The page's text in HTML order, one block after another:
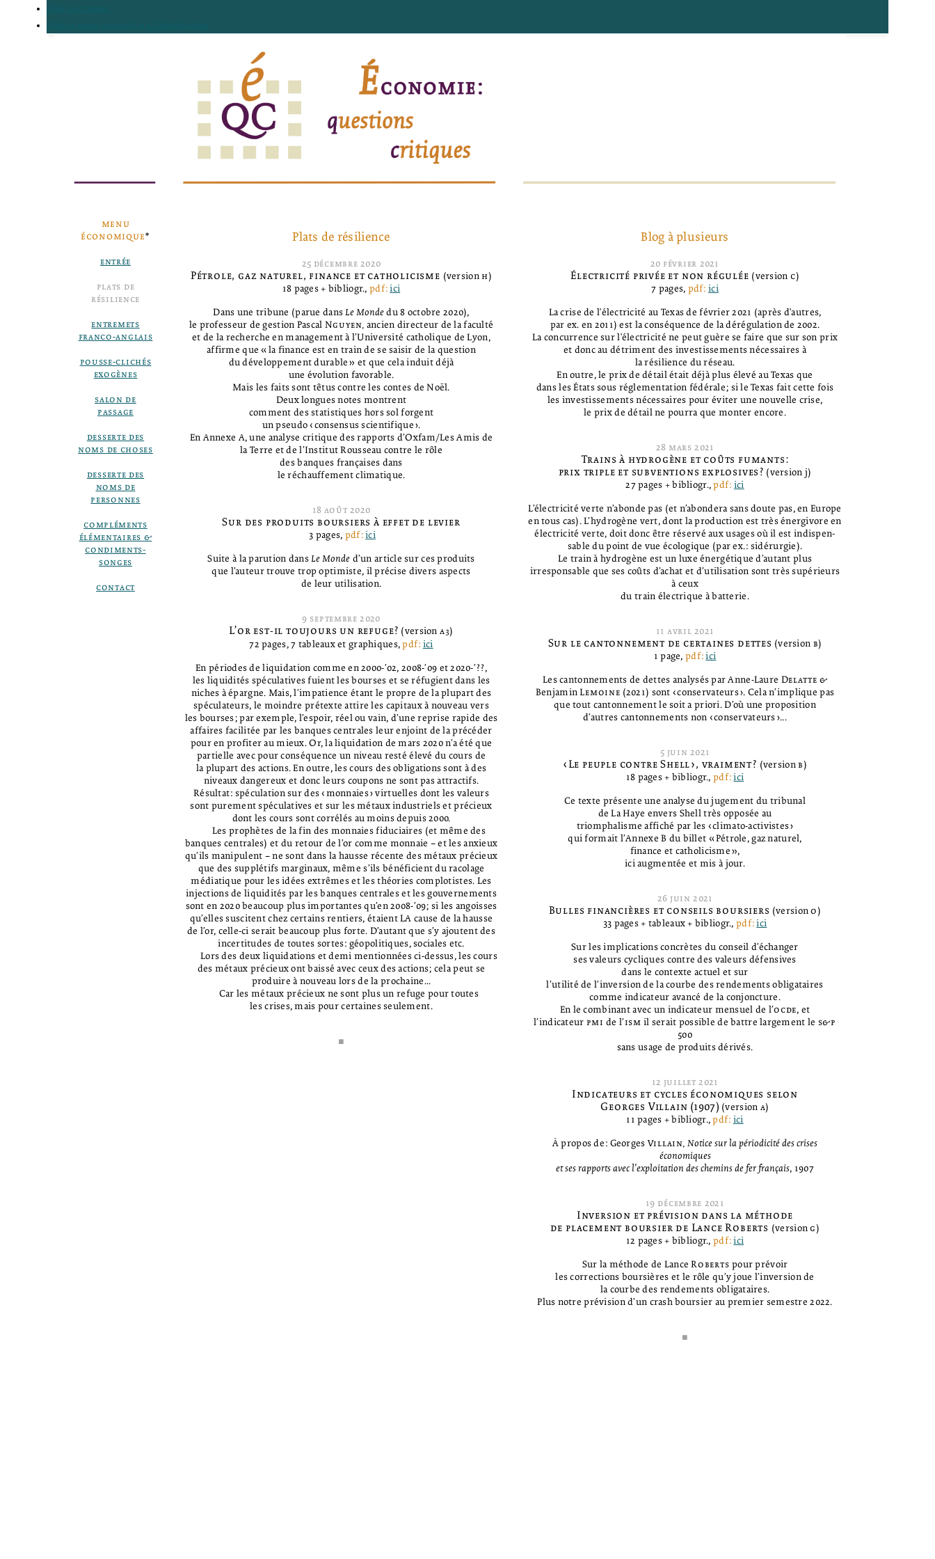
menu
économique*
entrée
plats de
résilience
entremets
franco-anglais
pousse-clichés
exogènes
salon de
passage
desserte des
noms de choses
desserte des
noms de
personnes
compléments
élémentaires &
condiments-
songes
contact
Plats de résilience
25 décembre2020
Pétrole, gaz naturel, finance et catholicisme (versionh)
18 pages + bibliogr., pdf:ici
Dans une tribune (parue dansLe Mondedu 8 octobre 2020),
le professeur de gestion Pascal Nguyen, ancien directeur de la faculté
et de la recherche en management à l’Université catholique de Lyon,
affirme que «la finance est en train de se saisir de la question
du développement durable» et que cela induit déjà
une évolution favorable.
Mais les faits sont têtus contre les contes de Noël.
Deux longues notes montrent
comment des statistiques hors sol forgent
un pseudo ‹consensus scientifique›.
En Annexe A, une analyse critique des rapports d’Oxfam/Les Amis de
la Terre et de l’Institut Rousseau contre le rôle
des banques françaises dans
le réchauffement climatique.
18 août2020
Sur des produits boursiers à effet de levier
3 pages, pdf:ici
Suite à la parution dansLe Monde d’un article sur ces produits
que l’auteur trouve trop optimiste, il précise divers aspects
de leur utilisation.
9 septembre2020
L’or est-il toujours un refuge? (version a3)
72 pages, 7 tableaux et graphiques,pdf: ici
En périodes de liquidation comme en 2000-’02, 2008-’09 et 2020-’??,
les liquidités spéculatives fuient les bourses et se réfugient dans les
niches à épargne. Mais, l’impatience étant le propre de la plupart des
spéculateurs, le moindre prétexte attire les capitaux à nouveau vers
les bourses; par exemple, l’espoir, réel ou vain, d’une reprise rapide des
affaires facilitée par les banques centrales leur enjoint de la précéder
pour en profiter au mieux. Or, la liquidation de mars 2020 n’a été que
partielle avec pour conséquence un niveau resté élevé du cours de
la plupart des actions. En outre, les cours des obligations sont à des
niveaux dangereux et donc leurs coupons ne sont pas attractifs.
Résultat: spéculation sur des ‹monnaies› virtuelles dont les valeurs
sont purement spéculatives et sur les métaux industriels et précieux
dont les cours sont corrélés au moins depuis 2000.
Les prophètes de la fin des monnaies fiduciaires (et même des
banques centrales) et du retour de l’or comme monnaie – et les anxieux
qu’ils manipulent – ne sont dans la hausse récente des métaux précieux
que des supplétifs marginaux, même s’ils bénéficient du racolage
médiatique pour les idées extrêmes et les théories complotistes. Les
injections de liquidités par les banques centrales et les gouvernements
sont en 2020 beaucoup plus importantes qu’en 2008-’09; si les angoisses
qu’elles suscitent chez certains rentiers, étaient LA cause de la hausse
de l’or, celle-ci serait beaucoup plus forte. D’autant que s’y ajoutent des
incertitudes de toutes sortes: géopolitiques, sociales etc.
xxxLors des deux liquidations et demi mentionnées ci-dessus, les cours
des métaux précieux ont baissé avec ceux des actions; cela peut se
produire à nouveau lors de la prochaine...
Car les métaux précieux ne sont plus un refuge pour toutes
les crises, mais pour certaines seulement.
µ
Blog à plusieurs
20 février 2021
Électricité privée et non régulée (version c)
7 pages, pdf:ici
La crise de l'électricité au Texas de février 2021 (après d'autres,
par ex. en 2011) est la conséquence de la dérégulation de 2002.
La concurrence sur l'électricité ne peut guère se faire que sur son prix
et donc au détriment des investissements nécessaires à
la résilience du réseau.
En outre, le prix de détail était déjà plus élevé au Texas que
dans les États sous réglementation fédérale; si le Texas fait cette fois
les investissements nécessaires pour éviter une nouvelle crise,
le prix de détail ne pourra que monter encore.
28 mars2021
Trains à hydrogène et coûts fumants:
prix triple et subventions explosives? (version j)
27 pages + bibliogr.,pdf: ici
L’électricité verte n’abonde pas (et n’abondera sans doute pas, en Europe
en tous cas). L’hydrogène vert, dont la production est très énergivore en
électricité verte, doit donc être réservé aux usages où il est indispen-
sable du point de vue écologique (par ex.: sidérurgie).
Le train à hydrogène est un luxe énergétique d’autant plus
irresponsable que ses coûts d’achat et d’utilisation sont très supérieurs
à ceux
du train électrique à batterie.
11 avril2021
Sur le cantonnement de certaines dettes (version b)
1 page, pdf:ici
Les cantonnements de dettes analysés par Anne-Laure Delatte &
BenjaminLemoine (2021) sont ‹conservateurs›. Cela n’implique pas
que tout cantonnement le soit a priori. D’où une proposition
d’autres cantonnements non ‹conservateurs›...
5juin2021
‹Le peuple contre Shell›, vraiment? (versionb)
18 pages + bibliogr., pdf:ici
Ce texte présente une analyse du jugement du tribunal
de La Haye envers Shell très opposée au
triomphalisme affiché par les ‹climato-activistes›
qui formait l’Annexe B du billet «Pétrole, gaz naturel,
finance et catholicisme»,
ici augmentée et mis à jour.
26 juin2021
Bulles financières et conseils boursiers (versiono)
33 pages + tableaux + bibliogr., pdf:ici
Sur les implications concrètes du conseil d’échanger
ses valeurs cycliques contre des valeurs défensives
dans le contexte actuel et sur
l’utilité de l’inversion de la courbe des rendements obligataires
comme indicateur avancé de la conjoncture.
En le combinant avec un indicateur mensuel de l’ocde, et
l’indicateur pmi de l’ism il serait possible de battre largement le s&p
500
sans usage de produits dérivés.
12 juillet2021
Indicateurs et cycles économiques selon
Georges Villain (1907) (version a)
11 pages + bibliogr.,pdf: ici
À propos de: GeorgesVillain,Notice sur la périodicité des crises
économiques
et ses rapports avec l’exploitation des chemins de fer français, 1907
19 décembre 2021
Inversion et prévision dans la méthode
de placement boursier de Lance Roberts (versiong)
12 pages + bibliogr., pdf:ici
Sur la méthode de LanceRoberts pour prévoir
les corrections boursières et le rôle qu’y joue l’inversion de
la courbe des rendements obligataires.
Plus notre prévision d’un crash boursier au premier semestre 2022.
µ